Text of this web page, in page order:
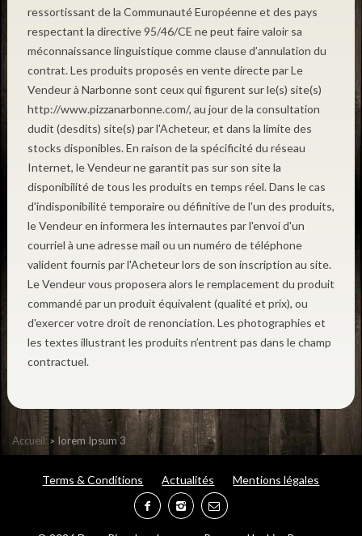
ressortissant de la Communauté Européenne et des pays
respectant la directive 95/46/CE ne peut faire valoir sa
méconnaissance linguistique comme clause d’annulation du
contrat. Les produits proposés en vente directe par Le
Vendeur à Narbonne sont ceux qui figurent sur le(s) site(s)
http://www.pizzanarbonne.com/, au jour de la consultation
dudit (desdits) site(s) par l'Acheteur, et dans la limite des
stocks disponibles. En raison de la spécificité du réseau
Internet, le Vendeur ne garantit pas sur son site la
disponibilité de tous les produits en temps réel. Dans le cas
d'indisponibilité temporaire ou définitive de l'un des produits,
le Vendeur en informera les internautes par l'envoi d'un
courriel à une adresse mail ou un numéro de téléphone
valident fournis par l'Acheteur lors de son inscription au site.
Le Vendeur vous proposera alors le remplacement du produit
commandé par un produit équivalent (qualité et prix), ou
d'exercer votre droit de renonciation. Les photographies et
les textes illustrant les produits n’entrent pas dans le champ
contractuel.
Accueil lorem Ipsum 3
Terms & Conditions Actualités Mentions légales